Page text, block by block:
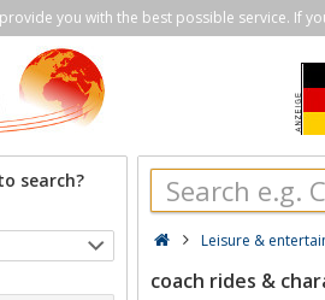
you with the best possible service. If
search?
Leisure &
coach rides &